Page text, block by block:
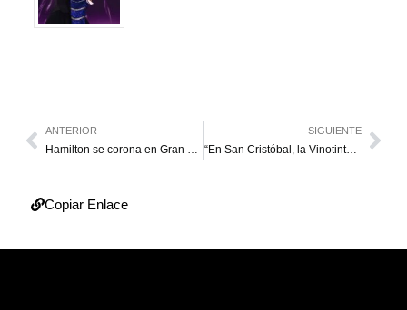
ANTERIOR
Hamilton se corona en Gran Bretaña con pocos problemas
SIGUIENTE
“En San Cristóbal, la Vinotinto será más local que nunca”
Copiar Enlace